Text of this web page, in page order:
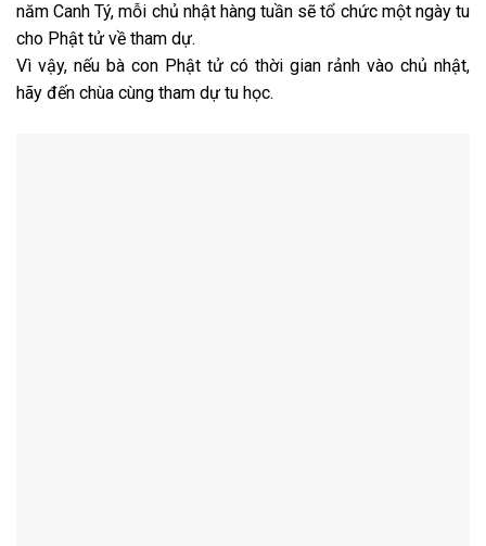
năm Canh Tý, mỗi chủ nhật hàng tuần sẽ tổ chức một ngày tu
cho Phật tử về tham dự.
Vì vậy, nếu bà con Phật tử có thời gian rảnh vào chủ nhật,
hãy đến chùa cùng tham dự tu học.